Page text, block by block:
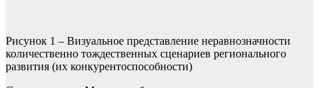
Рисунок 1 – Визуальное представление неравнозначности
количественно тождественных сценариев регионального
развития (их конкурентоспособности)